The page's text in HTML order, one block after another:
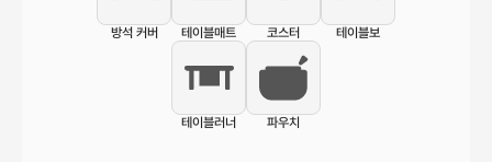
방석 커버 테이블매트 코스터 테이블보
테이블러너 파우치